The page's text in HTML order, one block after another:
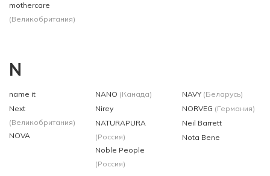
mothercare
(Великобритания)
N
name it
Next
(Великобритания)
NOVA
NANO (Канада)
Nirey
NATURAPURA
(Россия)
Noble People
(Россия)
NAVY (Беларусь)
NORVEG (Германия)
Neil Barrett
Nota Bene